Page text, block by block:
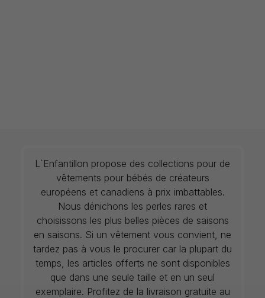
L`Enfantillon propose des collections pour de
vêtements pour bébés de créateurs
européens et canadiens à prix imbattables.
Nous dénichons les perles rares et
choisissons les plus belles pièces de saisons
en saisons. Si un vêtement vous convient, ne
tardez pas à vous le procurer car la plupart du
temps, les articles offerts ne sont disponibles
que dans une seule taille et en un seul
exemplaire. Profitez de la livraison gratuite au